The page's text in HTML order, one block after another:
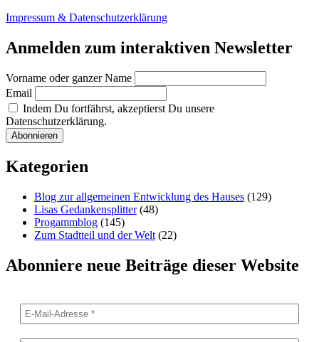
Impressum & Datenschutzerklärung
Anmelden zum interaktiven Newsletter
Vorname oder ganzer Name
Email
Indem Du fortfährst, akzeptierst Du unsere
Datenschutzerklärung.
Kategorien
Blog zur allgemeinen Entwicklung des Hauses (129)
Lisas Gedankensplitter(48)
Progammblog (145)
Zum Stadtteil und der Welt (22)
Abonniere neue Beiträge dieser Website